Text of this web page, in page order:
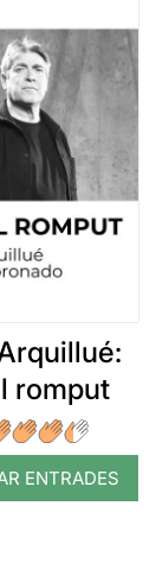
romput
ENTRADES